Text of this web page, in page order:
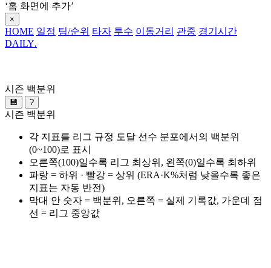
‘홈 화면에 추가’
×
HOME 일정 팀/순위 타자 투수 이동거리 관중 경기시간
DAILY.
시즌 백분위
💾 ?
시즌 백분위
각 지표를 리그 규정 도달 선수 분포에서의 백분위
(0~100)로 표시
오른쪽(100)일수록 리그 최상위, 왼쪽(0)일수록 최하위
파랑 = 하위 · 빨강 = 상위 (ERA·K%처럼 낮을수록 좋은
지표는 자동 반전)
막대 안 숫자 = 백분위, 오른쪽 = 실제 기록값, 가운데 점
선 = 리그 중앙값